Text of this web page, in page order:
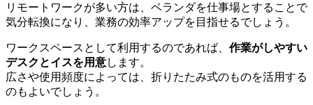
リモートワークが多い方は、ベランダを仕事場とすることで
気分転換になり、業務の効率アップを目指せるでしょう。
ワークスペースとして利用するのであれば、 作業がしやすい
デスクとイスを用意します。
広さや使用頻度によっては、折りたたみ式のものを活用する
のもよいでしょう。